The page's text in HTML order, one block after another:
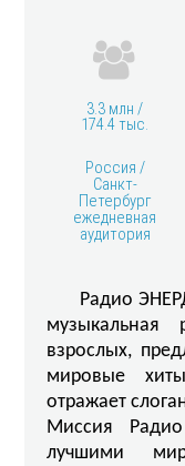
3.3 млн /
174.4 тыс.
Россия /
Санкт-
Петербург
ежедневная
аудитория
Радио
музыкальная
взрослых,
мировые
отражает
Миссия
лучшими